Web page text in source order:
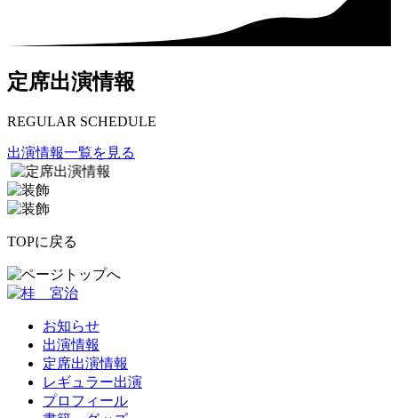
定席出演情報
REGULAR SCHEDULE
出演情報一覧を見る
TOPに戻る
お知らせ
出演情報
定席出演情報
レギュラー出演
プロフィール